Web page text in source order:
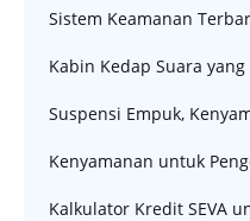
Sistem Keamanan
Kabin Kedap Suara
Suspensi Empuk,
Kenyamanan untuk
Kalkulator Kredit SEVA